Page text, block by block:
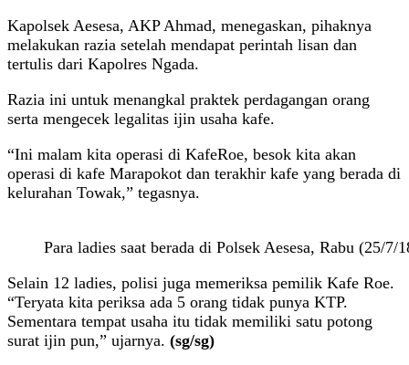
Kapolsek Aesesa, AKP Ahmad, menegaskan, pihaknya
melakukan razia setelah mendapat perintah lisan dan
tertulis dari Kapolres Ngada.
Razia ini untuk menangkal praktek perdagangan orang
serta mengecek legalitas ijin usaha kafe.
“Ini malam kita operasi di KafeRoe, besok kita akan
operasi di kafe Marapokot dan terakhir kafe yang berada di
kelurahan Towak,” tegasnya.
Para ladies saat berada di Polsek Aesesa, Rabu (25/7/
Selain 12 ladies, polisi juga memeriksa pemilik Kafe Roe.
“Teryata kita periksa ada 5 orang tidak punya KTP.
Sementara tempat usaha itu tidak memiliki satu potong
surat ijin pun,” ujarnya. (sg/sg)